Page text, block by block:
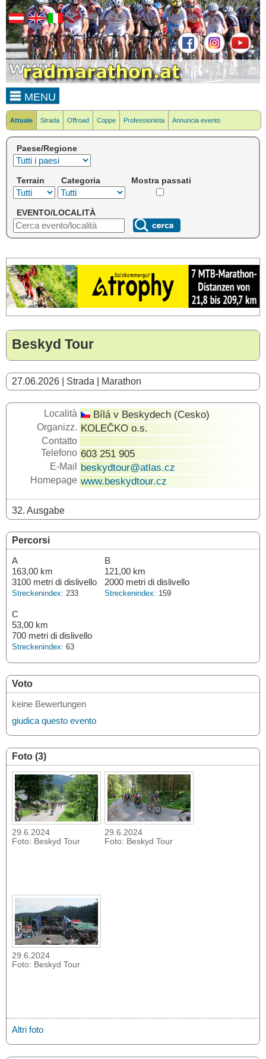
MENU
Attuale Strada Offroad Coppe Professionista Annuncia evento
Paese/Regione
Terrain Categoria Mostra passati
EVENTO/LOCALITÀ
Beskyd Tour
27.06.2026 | Strada | Marathon
Località Bílá v Beskydech (Cesko)
Organizz. KOLEČKO o.s.
Contatto
Telefono 603 251 905
E-Mail beskydtour@atlas.cz
Homepage www.beskydtour.cz
32. Ausgabe
Percorsi
A
163,00 km
3100 metri di dislivello
Streckenindex: 233
B
121,00 km
2000 metri di dislivello
Streckenindex: 159
C
53,00 km
700 metri di dislivello
Streckenindex: 63
Voto
keine Bewertungen
giudica questo evento
Foto (3)
29.6.2024
Foto: Beskyd Tour
29.6.2024
Foto: Beskyd Tour
29.6.2024
Foto: Beskyd Tour
Altri foto